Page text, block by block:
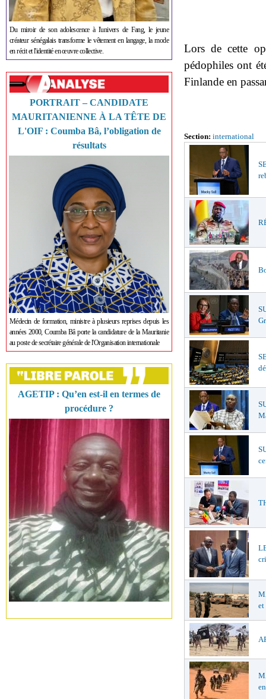
Du miroir de son adolescence à l'univers de Fang, le jeune
créateur sénégalais transforme le vêtement en langage, la mode
en récit et l'identité en œuvre collective.
PORTRAIT – CANDIDATE
MAURITANIENNE À LA TÊTE DE
L'OIF : Coumba Bâ, l’obligation de
résultats
Médecin de formation, ministre à plusieurs reprises depuis les
années 2000, Coumba Bâ porte la candidature de la Mauritanie
au poste de secrétaire générale de l'Organisation internationale
AGETIP : Qu’en est-il en termes de
procédure ?
Lors de cette
pédophiles ont
Finlande en
Section: international
et